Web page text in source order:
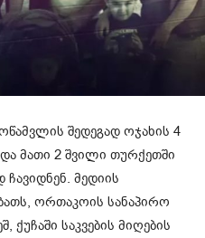
შედეგად ოჯახის 4
მათი 2 შვილი თურქეთში
ჩავიდნენ. მედიის
ორთაკოის სანაპირო
ქუჩაში საკვების მიღების